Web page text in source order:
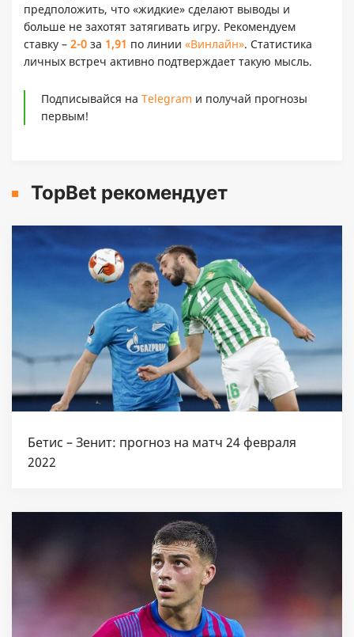
предположить, что «жидкие» сделают выводы и
больше не захотят затягивать игру. Рекомендуем
ставку – 2-0 за 1,91 по линии «Винлайн». Статистика
личных встреч активно подтверждает такую мысль.
Подписывайся на Telegram и получай прогнозы
первым!
TopBet рекомендует
Бетис – Зенит: прогноз на матч 24 февраля
2022